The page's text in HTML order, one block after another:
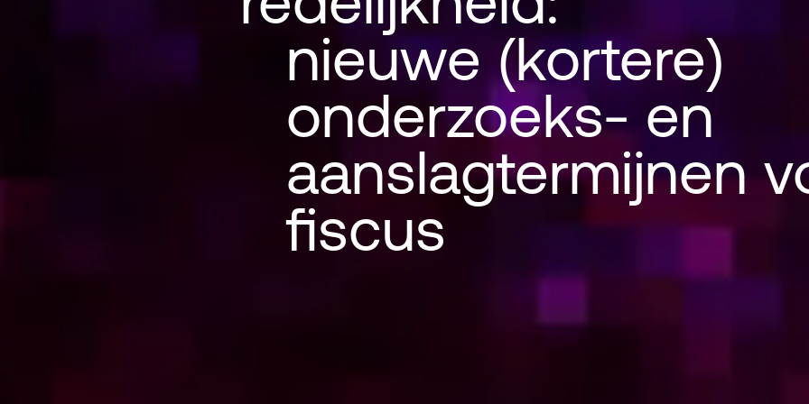
nieuwe (kortere)
onderzoeks- en
aanslagtermijnen
fiscus
Terugkeer naar de